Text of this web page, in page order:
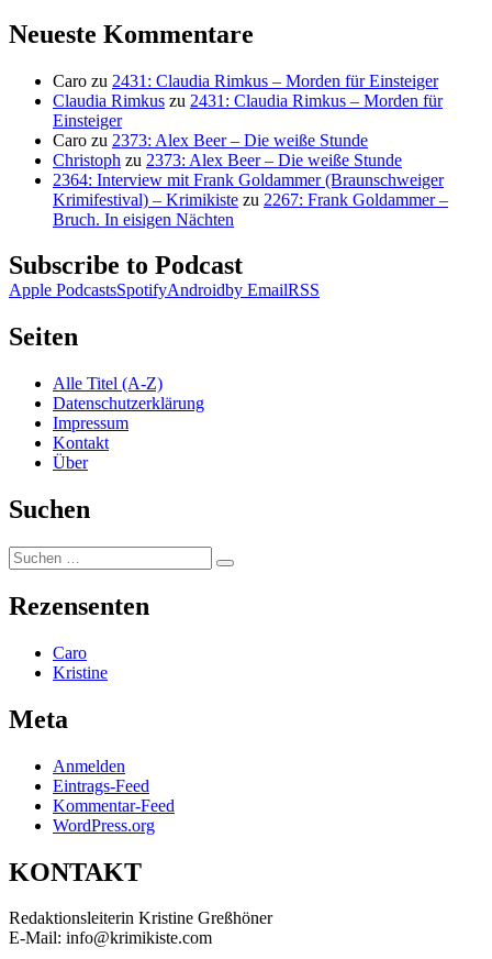
Neueste Kommentare
Caro zu 2431: Claudia Rimkus – Morden für Einsteiger
Claudia Rimkus zu 2431: Claudia Rimkus – Morden für
Einsteiger
Caro zu 2373: Alex Beer – Die weiße Stunde
Christoph zu 2373: Alex Beer – Die weiße Stunde
2364: Interview mit Frank Goldammer (Braunschweiger
Krimifestival) – Krimikiste zu 2267: Frank Goldammer –
Bruch. In eisigen Nächten
Subscribe to Podcast
Apple PodcastsSpotifyAndroidby EmailRSS
Seiten
Alle Titel (A-Z)
Datenschutzerklärung
Impressum
Kontakt
Über
Suchen
Suchen
nach:
Suchen
Rezensenten
Caro
Kristine
Meta
Anmelden
Eintrags-Feed
Kommentar-Feed
WordPress.org
KONTAKT
Redaktionsleiterin Kristine Greßhöner
E-Mail: info@krimikiste.com